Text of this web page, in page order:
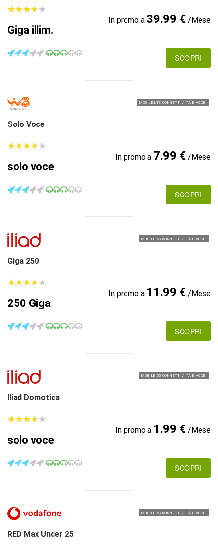
★★★★★
★★★★★
Giga illim.
In promo a 39.99 €/Mese
SCOPRI
MOBILE LTE CONNETTIVITÀ E VOCE
Solo Voce
★★★★★
★★★★★
solo voce
In promo a 7.99 €/Mese
SCOPRI
MOBILE 5G CONNETTIVITÀ E VOCE
Giga 250
★★★★★
★★★★★
250 Giga
In promo a 11.99 €/Mese
SCOPRI
MOBILE 5G CONNETTIVITÀ E VOCE
Iliad Domotica
★★★★★
★★★★★
solo voce
In promo a 1.99 €/Mese
SCOPRI
MOBILE 5G CONNETTIVITÀ E VOCE
RED Max Under 25